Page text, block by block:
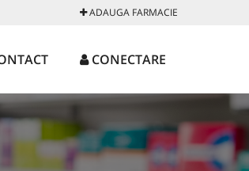
ADAUGA FARMACIE
CONECTARE